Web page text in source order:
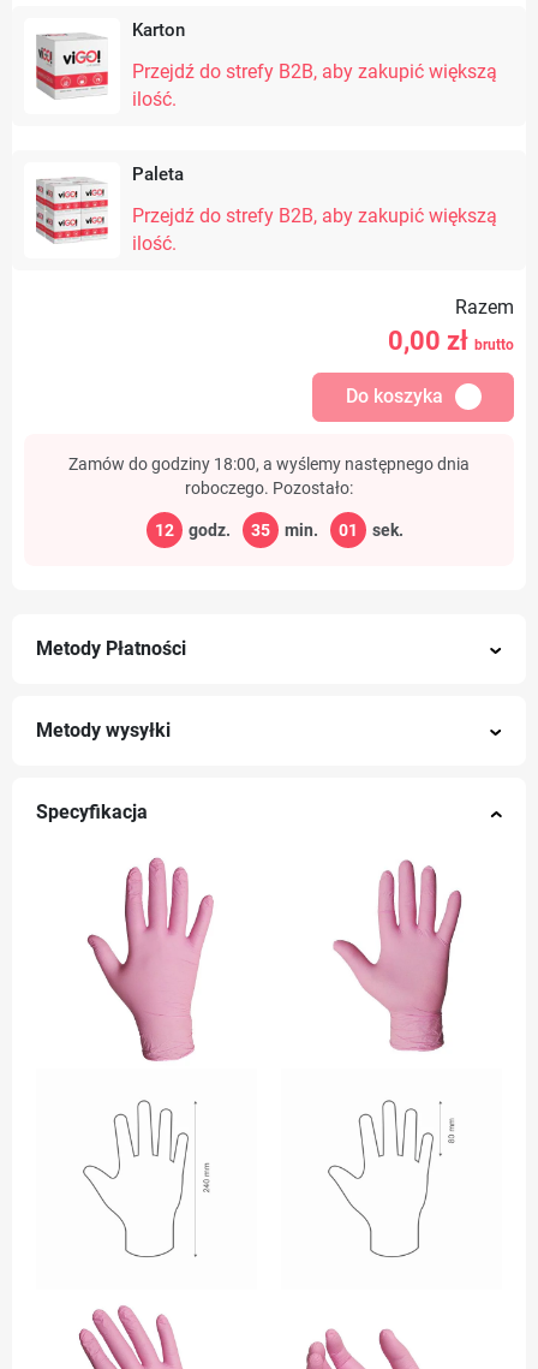
Karton
Przejdź do strefy B2B, aby zakupić większą
ilość.
Paleta
Przejdź do strefy B2B, aby zakupić większą
ilość.
Razem
0,00 zł brutto
Do koszyka
Zamów do godziny 18:00, a wyślemy następnego dnia
roboczego. Pozostało:
12 godz. 35 min. 01 sek.
Metody Płatności
Metody wysyłki
Specyfikacja